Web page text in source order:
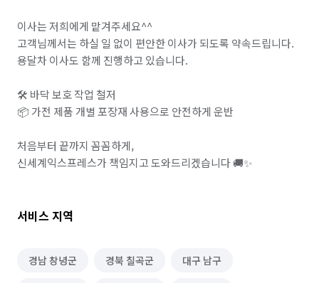
이사는 저희에게 맡겨주세요^^
고객님께서는 하실 일 없이 편안한 이사가 되도록 약속드립니다.
용달차 이사도 함께 진행하고 있습니다.
🛠️ 바닥 보호 작업 철저
📦 가전 제품 개별 포장재 사용으로 안전하게 운반
처음부터 끝까지 꼼꼼하게,
신세계익스프레스가 책임지고 도와드리겠습니다 🚚✨
서비스 지역
경남 창녕군 경북 칠곡군 대구 남구